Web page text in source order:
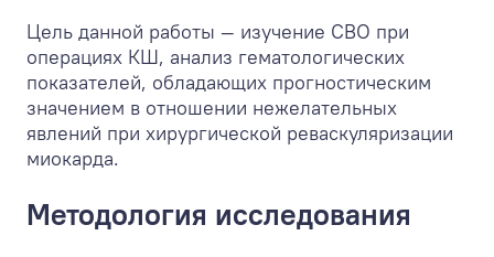
Цель данной работы — изучение СВО при
операциях КШ, анализ гематологических
показателей, обладающих прогностическим
значением в отношении нежелательных
явлений при хирургической реваскуляризации
миокарда.
Методология исследования